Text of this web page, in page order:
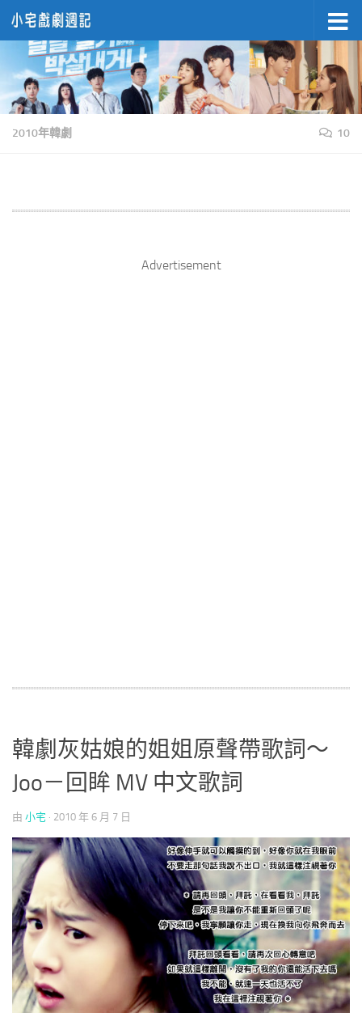
Skip to content
2010年韓劇 10
Advertisement
韓劇灰姑娘的姐姐原聲帶歌詞～
Joo－回眸 MV 中文歌詞
由 小宅 · 2010 年 6 月 7 日